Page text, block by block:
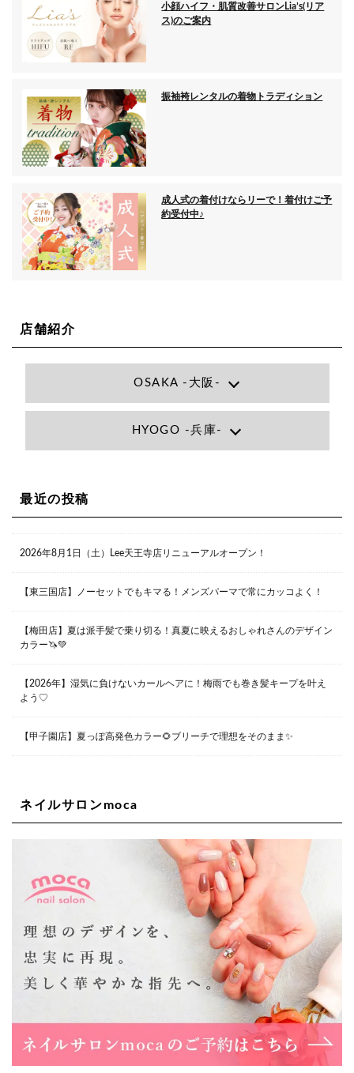
小顔ハイフ・肌質改善サロンLia’s(リア
ス)のご案内
振袖袴レンタルの着物トラディション
成人式の着付けならリーで！着付けご予
約受付中♪
店舗紹介
OSAKA -大阪-
大阪府大阪市北区小松原町1-27梅田エビスビル7F
Lee京橋店
大阪府大阪市都島区東野田町２丁目９－２３ 晃進ビル2F
ビル1F
Lee四ツ橋店
06-6537-9791
Lee上新庄Vita店
大阪市東淀川区瑞光1-4-1 カサデルドイ 2F
06-6195-3667
Lee東三国店
大阪市淀川区東三国4-8-11 大拓ハイツ6
HYOGO -兵庫-
兵庫県西宮市甲子園九番町1-2 フラットライフワーク1F
最近の投稿
2026年8月1日（土）Lee天王寺店リニューアルオープン！
【東三国店】ノーセットでもキマる！メンズパーマで常にカッコよく！
【梅田店】夏は派手髪で乗り切る！真夏に映えるおしゃれさんのデザイン
カラー🦄💚
【2026年】湿気に負けないカールヘアに！梅雨でも巻き髪キープを叶え
よう♡
【甲子園店】夏っぽ高発色カラー🌻ブリーチで理想をそのまま✨
ネイルサロンmoca